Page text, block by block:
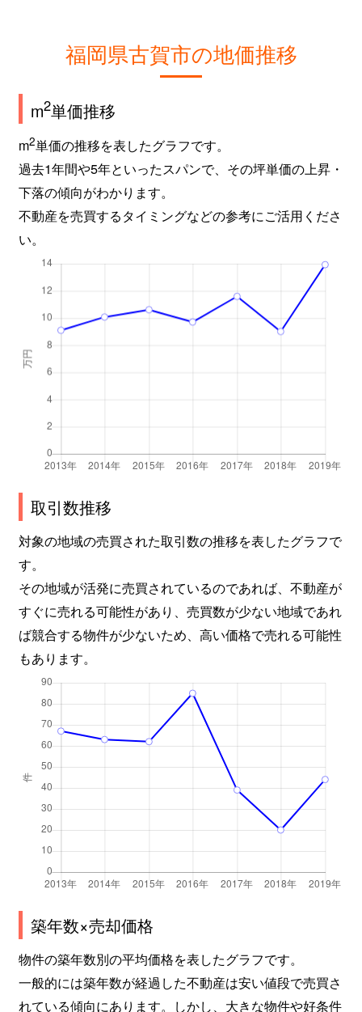
福岡県古賀市の地価推移
m2単価推移
m2単価の推移を表したグラフです。
過去1年間や5年といったスパンで、その坪単価の上昇・
下落の傾向がわかります。
不動産を売買するタイミングなどの参考にご活用くださ
い。
取引数推移
対象の地域の売買された取引数の推移を表したグラフで
す。
その地域が活発に売買されているのであれば、不動産が
すぐに売れる可能性があり、売買数が少ない地域であれ
ば競合する物件が少ないため、高い価格で売れる可能性
もあります。
築年数×売却価格
物件の築年数別の平均価格を表したグラフです。
一般的には築年数が経過した不動産は安い値段で売買さ
れている傾向にあります。しかし、大きな物件や好条件